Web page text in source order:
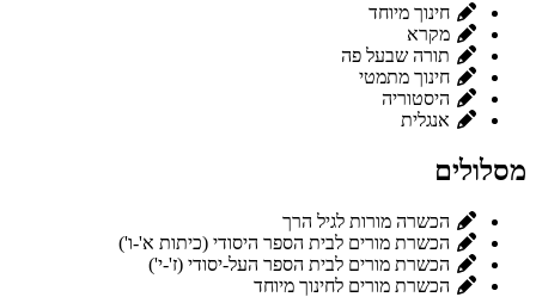
חינוך מיוחד
מקרא
תורה שבעל פה
חינוך מתמטי
היסטוריה
אנגלית
מסלולים
הכשרה מורות לגיל הרך
הכשרת מורים לבית הספר היסודי (כיתות א'-ו')
הכשרת מורים לבית הספר העל-יסודי (ז'-י')
הכשרת מורים לחינוך מיוחד